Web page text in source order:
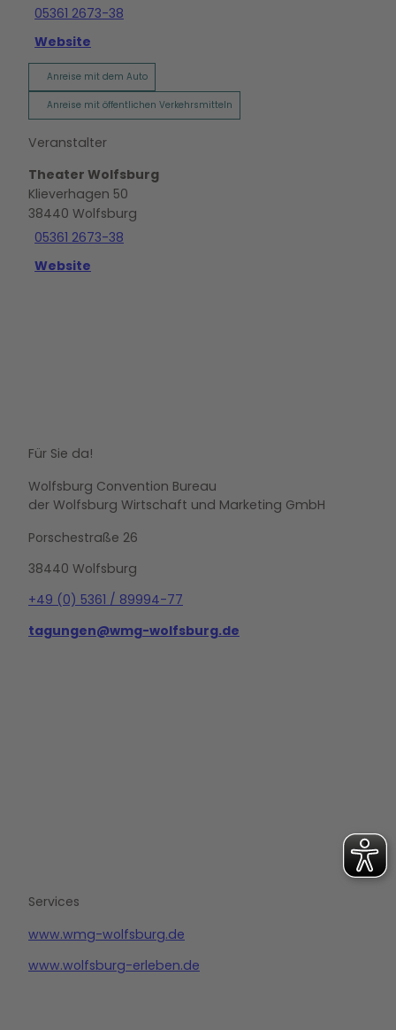
05361 2673-38
Website
Anreise mit dem Auto
Anreise mit öffentlichen Verkehrsmitteln
Veranstalter
Theater Wolfsburg
Klieverhagen 50
38440 Wolfsburg
05361 2673-38
Website
Für Sie da!
Wolfsburg Convention Bureau
der Wolfsburg Wirtschaft und Marketing GmbH
Porschestraße 26
38440 Wolfsburg
+49 (0) 5361 / 89994-77
tagungen@wmg-wolfsburg.de
Services
www.wmg-wolfsburg.de
www.wolfsburg-erleben.de